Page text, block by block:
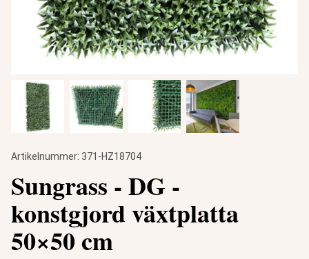
Artikelnummer: 371-HZ18704
Sungrass - DG -
konstgjord växtplatta
50×50 cm